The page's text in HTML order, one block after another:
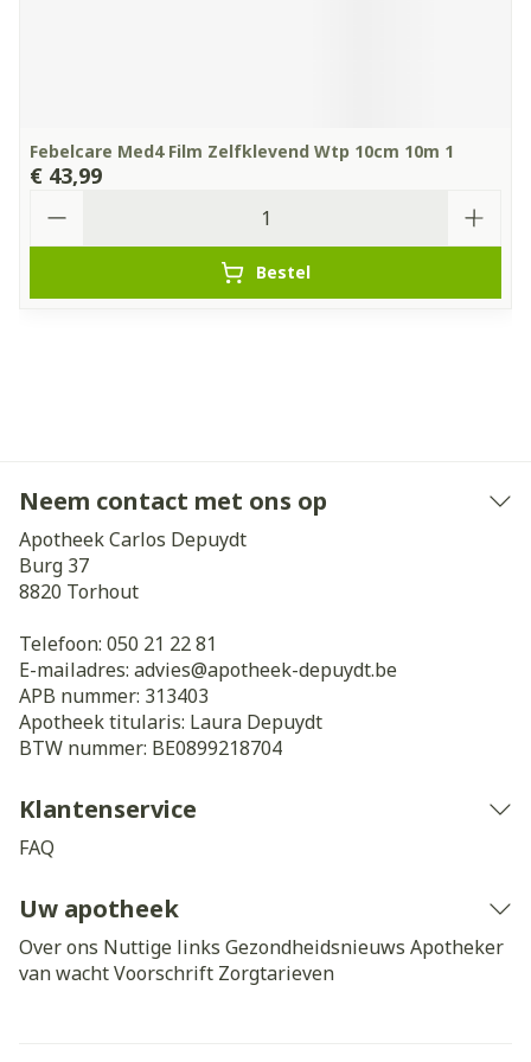
Febelcare Med4 Film Zelfklevend Wtp 10cm 10m 1
€ 43,99
Bestel
Neem contact met ons op
Apotheek Carlos Depuydt
Burg 37
8820 Torhout
Telefoon: 050 21 22 81
E-mailadres: advies@apotheek-depuydt.be
APB nummer: 313403
Apotheek titularis: Laura Depuydt
BTW nummer: BE0899218704
Klantenservice
FAQ
Uw apotheek
Over ons Nuttige links Gezondheidsnieuws Apotheker
van wachtVoorschrift Zorgtarieven